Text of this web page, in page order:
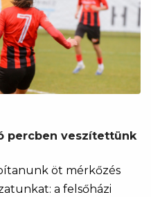
percben veszítettünk
öt mérkőzés
a felsőházi